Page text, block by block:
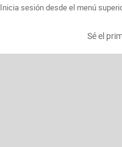
Inicia sesión desde el menú
Sé el